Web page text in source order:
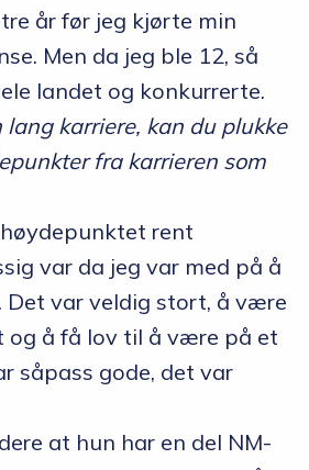
år før jeg kjørte min
Men da jeg ble 12, så
landet og konkurrerte.
karriere, kan du plukke
fra karrieren som
rent
var da jeg var med på å
Det var veldig stort, å være
og å få lov til å være på et
såpass gode, det var
at hun har en del NM-